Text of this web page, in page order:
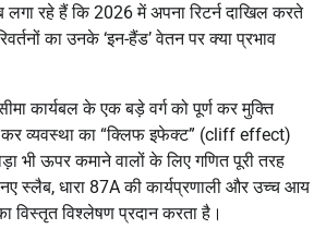
लगा रहे हैं कि 2026 में अपना रिटर्न दाखिल करते
का उनके ‘इन-हैंड’ वेतन पर क्या प्रभाव
कार्यबल के एक बड़े वर्ग को पूर्ण कर मुक्ति
कर व्यवस्था का “क्लिफ इफेक्ट” (cliff effect)
भी ऊपर कमाने वालों के लिए गणित पूरी तरह
स्लैब, धारा 87A की कार्यप्रणाली और उच्च आय
विस्तृत विश्लेषण प्रदान करता है।